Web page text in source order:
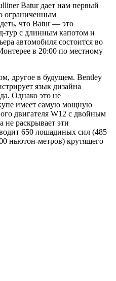
Batur дает нам первый
ограниченным
что Batur — это
тур с длинным капотом и
автомобиля состоится во
в 20:00 по местному
другое в будущем. Bentley
язык дизайна
Однако это не
имеет самую мощную
двигателя W12 с двойным
не раскрывает эти
650 лошадиных сил (485
ньютон-метров) крутящего